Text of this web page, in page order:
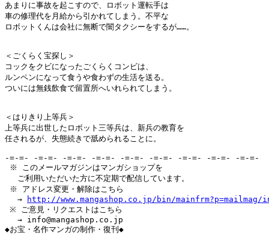
あまりに事故を起こすので、ロボット運転手は
車の修理代を月給から引かれてしまう。不平な
ロボットくんは会社に無断で闇タクシーをするが……。
＜ごくらく宝探し＞
コックをクビになったごくらくコンビは、
ルンペンになって食うや食わずの生活を送る。
ついには無銭飲食で留置所へいれられてしまう。
＜はりきり上等兵＞
上等兵に出世したロボット三等兵は、新兵の教育を
任されるが、失態続きで舐められることに。
-=-=- -=-=- -=-=- -=-=- -=-=- -=-=- -=-=- -=-=- -=-=-
※ このメールマガジンはマンガショップを
ご利用いただいた方に不定期で配信しています。
※ アドレス変更・解除はこちら
→
http://www.mangashop.co.jp/bin/mainfrm?p=mailmag/
※ ご意見・リクエストはこちら
→ info@mangashop.co.jp
◆お宝・名作マンガの制作・復刊◆